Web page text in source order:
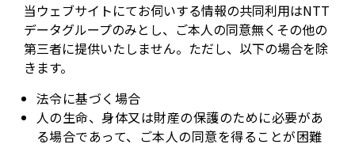
当ウェブサイトにてお伺いする情報の共同利用はNTT
データグループのみとし、ご本人の同意無くその他の
第三者に提供いたしません。ただし、以下の場合を除
きます。
法令に基づく場合
人の生命、身体又は財産の保護のために必要があ
る場合であって、ご本人の同意を得ることが困難